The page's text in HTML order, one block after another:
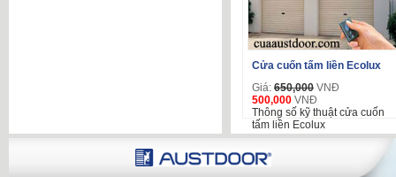
Cửa cuốn tấm liền Ecolux
Giá: 650,000 VNĐ
500,000 VNĐ
Thông số kỹ thuật cửa cuốn
tấm liền Ecolux